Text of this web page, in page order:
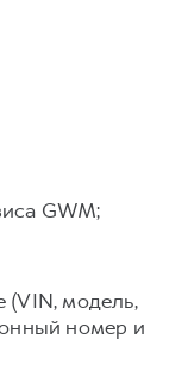
GWM;
модель,
номер и